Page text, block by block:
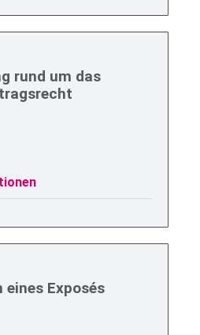
rund um das
eines Exposés